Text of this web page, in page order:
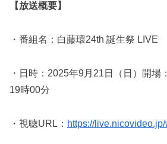
【放送概要】
・番組名：白藤環24th 誕生祭 LIVE
・日時：2025年9月21日（日）開場
19時00分
・視聴URL： https://